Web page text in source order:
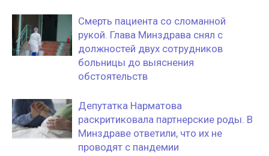
Смерть пациента со сломанной
рукой. Глава Минздрава снял с
должностей двух сотрудников
больницы до выяснения
обстоятельств
Депутатка Нарматова
раскритиковала партнерские роды. В
Минздраве ответили, что их не
проводят с пандемии